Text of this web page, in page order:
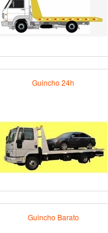
Guincho 24h
Guincho Barato